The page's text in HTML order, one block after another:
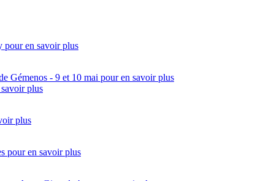
pour en savoir plus
Gémenos - 9 et 10 mai pour en savoir plus
plus
plus
pour en savoir plus